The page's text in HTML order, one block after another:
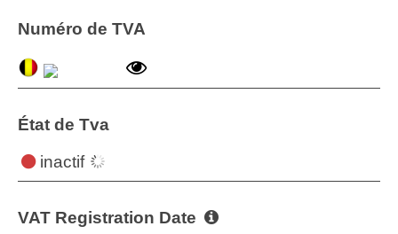
Numéro de TVA
État de Tva
inactif
VAT Registration Date